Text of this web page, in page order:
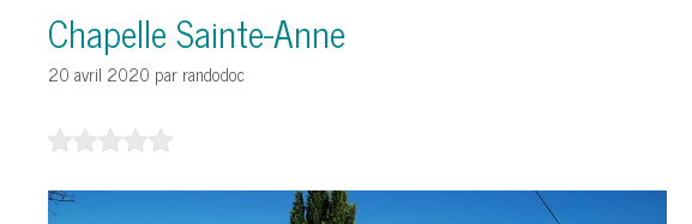
Chapelle Sainte-Anne
20 avril 2020 par randodoc